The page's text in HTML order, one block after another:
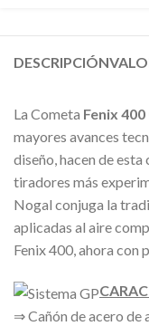
DESCRIPCIÓN
La Cometa Fenix 400
mayores avances
diseño, hacen de
tiradores más
Nogal conjuga la
aplicadas al aire
Fenix 400, ahora con
⇒ Cañón de acero de